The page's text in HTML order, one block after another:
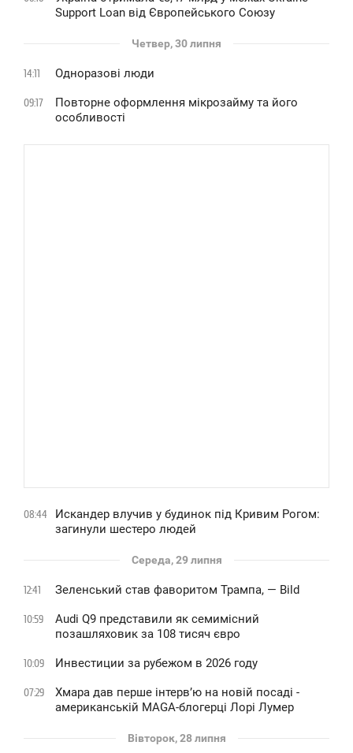
Support Loan від Європейського Союзу
Четвер, 30 липня
14:11 Одноразові люди
09:17
Повторне оформлення мікрозайму та його
особливості
08:44
Искандер влучив у будинок під Кривим Рогом:
загинули шестеро людей
Середа, 29 липня
12:41 Зеленський став фаворитом Трампа, — Bild
10:59
Audi Q9 представили як семимісний
позашляховик за 108 тисяч євро
10:09 Инвестиции за рубежом в 2026 году
07:29
Хмара дав перше інтервʼю на новій посаді -
американській MAGA-блогерці Лорі Лумер
Вівторок, 28 липня